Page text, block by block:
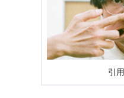
引